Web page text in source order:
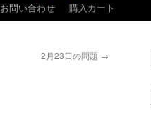
お問い合わせ 購入カート
2月23日の問題 →